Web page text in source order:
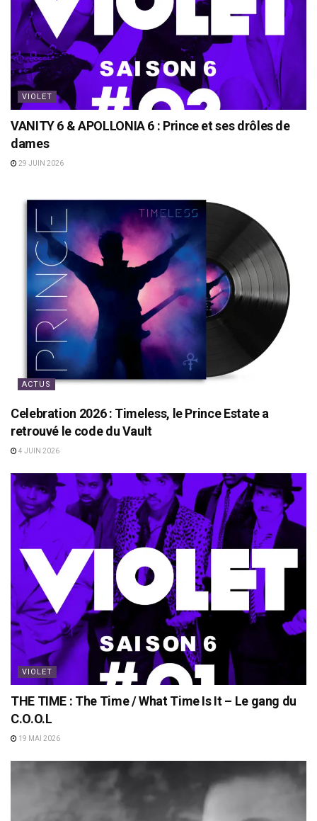
VIOLET
VANITY 6 & APOLLONIA 6 : Prince et ses drôles de
dames
29 JUIN 2026
ACTUS
Celebration 2026 : Timeless, le Prince Estate a
retrouvé le code du Vault
4 JUIN 2026
VIOLET
THE TIME : The Time / What Time Is It – Le gang du
C.O.O.L
19 MAI 2026